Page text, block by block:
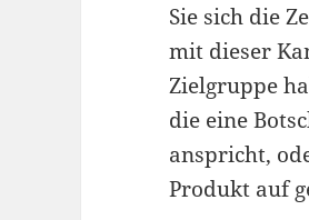
Sie sich die
mit dieser
Zielgruppe
die eine
anspricht,
Produkt auf